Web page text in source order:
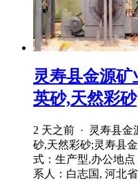
灵寿县金源
英砂,天然彩砂
2 天之前 · 灵寿县金
砂,天然彩砂;灵寿县
式：生产型,办公地
系人：白志国, 河北